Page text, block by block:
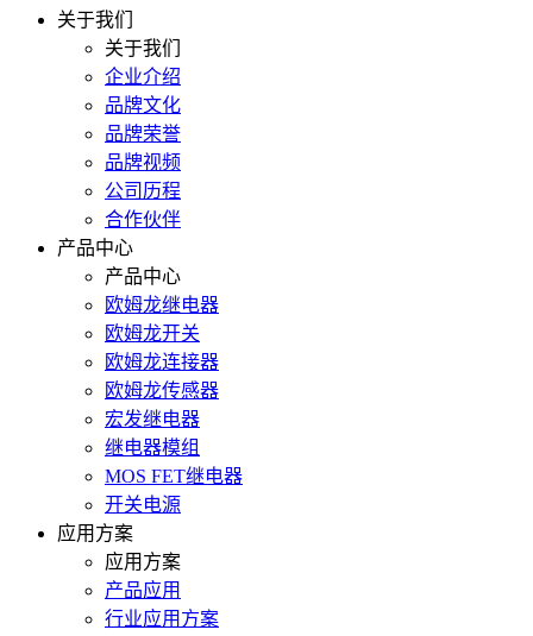
关于我们
关于我们
企业介绍
品牌文化
品牌荣誉
品牌视频
公司历程
合作伙伴
产品中心
产品中心
欧姆龙继电器
欧姆龙开关
欧姆龙连接器
欧姆龙传感器
宏发继电器
继电器模组
MOS FET继电器
开关电源
应用方案
应用方案
产品应用
行业应用方案